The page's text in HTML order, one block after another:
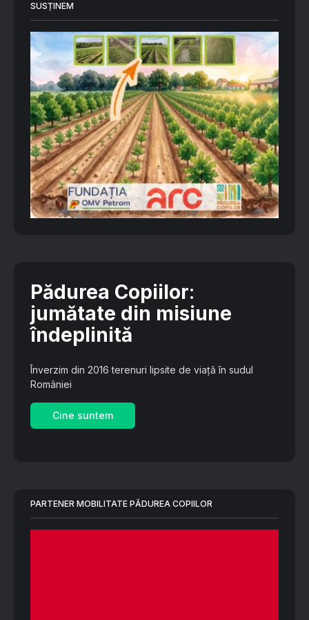
SUSȚINEM
Pădurea Copiilor:
jumătate din misiune
îndeplinită
Înverzim din 2016 terenuri lipsite de viață în sudul
României
Cine suntem
PARTENER MOBILITATE PĂDUREA COPIILOR